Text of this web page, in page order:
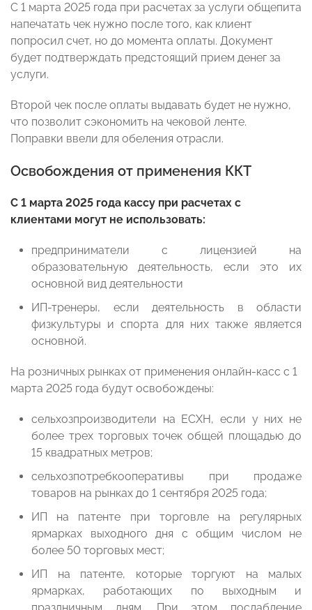
С 1 марта 2025 года при расчетах за услуги общепита
напечатать чек нужно после того, как клиент
попросил счет, но до момента оплаты. Документ
будет подтверждать предстоящий прием денег за
услуги.
Второй чек после оплаты выдавать будет не нужно,
что позволит сэкономить на чековой ленте.
Поправки ввели для обеления отрасли.
Освобождения от применения ККТ
С 1 марта 2025 года кассу при расчетах с
клиентами могут не использовать:
предприниматели с лицензией на
образовательную деятельность, если это их
основной вид деятельности
ИП-тренеры, если деятельность в области
физкультуры и спорта для них также является
основной.
На розничных рынках от применения онлайн-касс с 1
марта 2025 года будут освобождены:
сельхозпроизводители на ЕСХН, если у них не
более трех торговых точек общей площадью до
15 квадратных метров;
сельхозпотребкооперативы при продаже
товаров на рынках до 1 сентября 2025 года;
ИП на патенте при торговле на регулярных
ярмарках выходного дня с общим числом не
более 50 торговых мест;
ИП на патенте, которые торгуют на малых
ярмарках, работающих по выходным и